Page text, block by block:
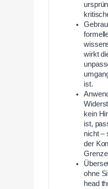
wirkt
ist.
kein
ist,
nicht –
der
ohne
head